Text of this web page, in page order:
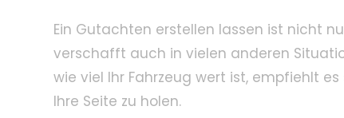
Ein Gutachten erstellen lassen ist nicht
verschafft auch in vielen anderen
wie viel Ihr Fahrzeug wert ist, empfiehlt
Ihre Seite zu holen.